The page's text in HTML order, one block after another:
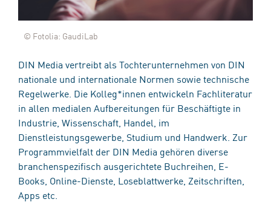
© Fotolia: GaudiLab
DIN Media vertreibt als Tochterunternehmen von DIN
nationale und internationale Normen sowie technische
Regelwerke. Die Kolleg*innen entwickeln Fachliteratur
in allen medialen Aufbereitungen für Beschäftigte in
Industrie, Wissenschaft, Handel, im
Dienstleistungsgewerbe, Studium und Handwerk. Zur
Programmvielfalt der DIN Media gehören diverse
branchenspezifisch ausgerichtete Buchreihen, E-
Books, Online-Dienste, Loseblattwerke, Zeitschriften,
Apps etc.